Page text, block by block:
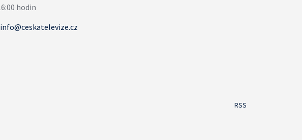
info@ceskatelevize.cz
RSS